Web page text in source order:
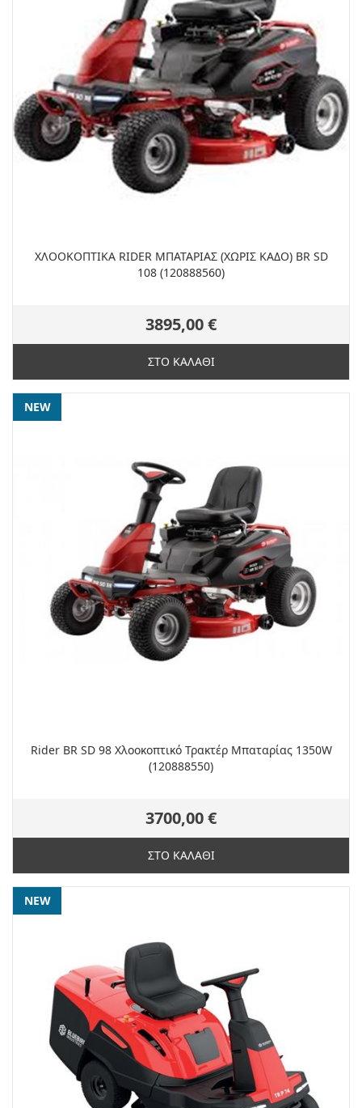
ΧΛΟΟΚΟΠΤΙΚΑ RIDER MΠΑΤΑΡΙΑΣ (ΧΩΡΙΣ ΚΑΔΟ) BR SD
108 (120888560)
3895,00 €
ΣΤΟ ΚΑΛΑΘΙ
NEW
Rider BR SD 98 Χλοοκοπτικό Τρακτέρ Μπαταρίας 1350W
(120888550)
3700,00 €
ΣΤΟ ΚΑΛΑΘΙ
NEW